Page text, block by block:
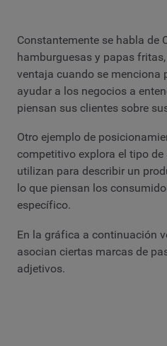
Constantemente se habla de
hamburguesas y papas
ventaja cuando se menciona
ayudar a los negocios a
piensan sus clientes sobre
Otro ejemplo de
competitivo explora el tipo
utilizan para describir un
lo que piensan los
específico.
En la gráfica a continuación
asocian ciertas marcas de
adjetivos.